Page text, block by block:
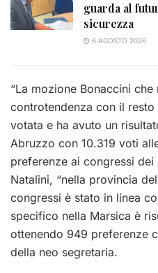
guarda al
sicurezza
6 AGOSTO 2026
“La mozione Bonaccini
controtendenza con il resto
votata e ha avuto un
Abruzzo con 10.319 voti
preferenze ai congressi dei
Natalini, “nella provincia
congressi è stato in linea
specifico nella Marsica è
ottenendo 949 preferenze
della neo segretaria.